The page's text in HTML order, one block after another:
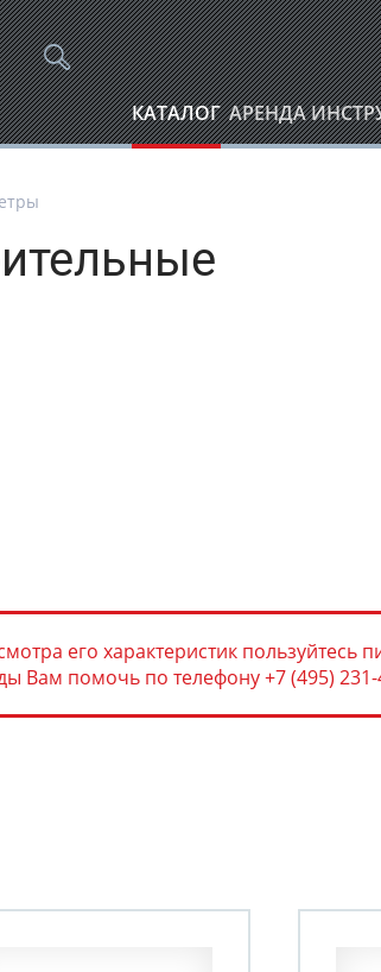
КАТАЛОГ АРЕНДА
его характеристик пользуйтесь
помочь по телефону +7 (495) 231-